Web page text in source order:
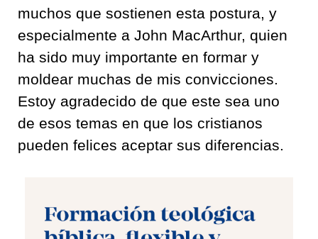
muchos que sostienen esta postura, y
especialmente a John MacArthur, quien
ha sido muy importante en formar y
moldear muchas de mis convicciones.
Estoy agradecido de que este sea uno
de esos temas en que los cristianos
pueden felices aceptar sus diferencias.